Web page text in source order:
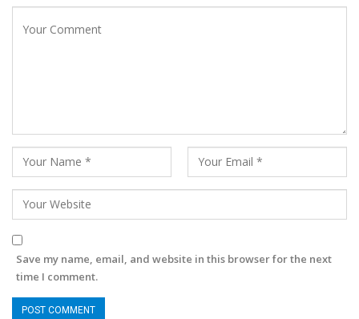
Save my name, email, and website in this browser for the next
time I comment.